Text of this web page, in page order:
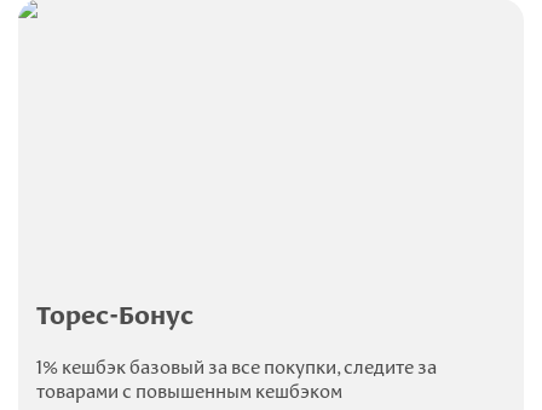
Торес-Бонус
1% кешбэк базовый за все покупки, следите за
товарами с повышенным кешбэком